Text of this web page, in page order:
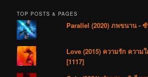
TOP POSTS & PAGES
Parallel (2020) ภพขนาน - ซั
Love (2015) ความรัก ความ
[1117]